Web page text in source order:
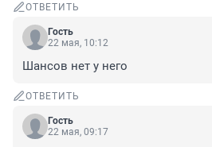
ОТВЕТИТЬ
Гость
22 мая, 10:12
Шансов нет у него
ОТВЕТИТЬ
Гость
22 мая, 09:17